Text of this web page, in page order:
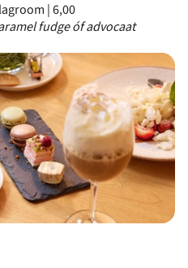
| 6,00
fudge óf advocaat